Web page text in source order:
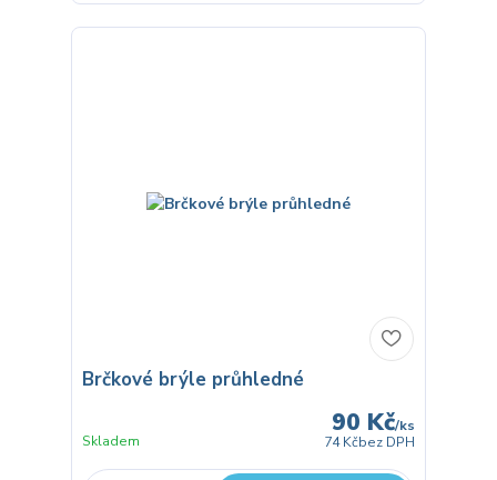
Brčkové brýle průhledné
90 Kč/ks
74 Kčbez DPH
Skladem